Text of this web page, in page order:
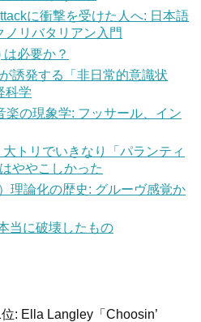
に衝撃を受けた人へ: 日本語
ノリバタリアン入門
必要か？
誘発する「非日常的意識状
科学
楽の現象学: フッサール、イン
トリでいきなり「パランティ
ややこしかった
理論化の歴史: グルーヴ感覚か
当に破壊したもの
: Ella Langley「Choosin’